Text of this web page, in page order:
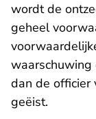
wordt de
geheel
waarschuwing
dan de officier
geëist.